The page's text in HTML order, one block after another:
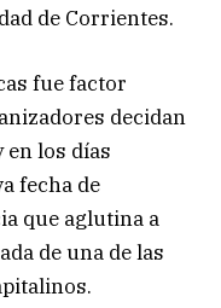
de Corrientes.
fue factor
decidan
en los días
fecha de
que aglutina a
de una de las